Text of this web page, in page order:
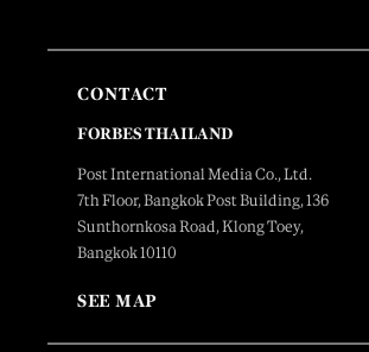
CONTACT
FORBES THAILAND
Post International Media Co., Ltd.
7th Floor, Bangkok Post Building, 136
Sunthornkosa Road, Klong Toey,
Bangkok 10110
SEE MAP